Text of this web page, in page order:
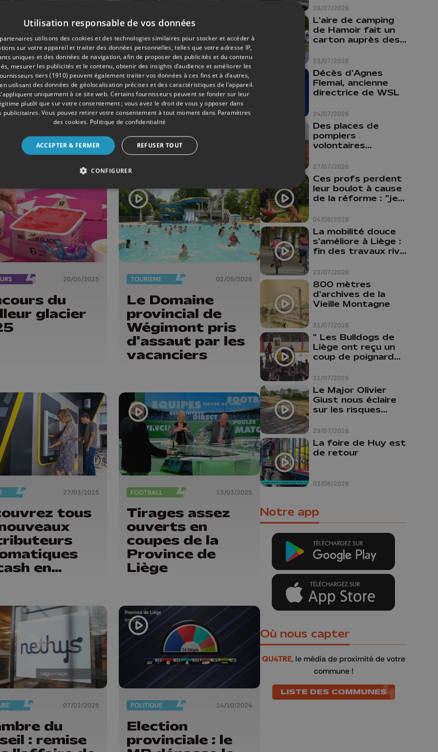
26/05/2026
Bas-Oha
"sa"
de la
POLITIQUE 04/07/2025
Vers une
autonomie de la
Communauté
germanophone
hors de la
province de
Liège
20/05/2025
du
glacier
TOURISME 02/05/2025
Le Domaine
provincial de
Wégimont pris
d'assaut par les
vacanciers
27/03/2025
tous
en
FOOTBALL 13/03/2025
Tirages assez
ouverts en
coupes de la
Province de
Liège
07/02/2025
du
: remise
POLITIQUE 14/10/2024
Election
provinciale : le
28/07/2026
budget pour le
faire
23/07/2026
L'aire de camping
de Hamoir fait un
carton auprès des
24/07/2026
Décès d'Agnes
Flemal, ancienne
directrice de WSL
27/07/2026
Des places de
pompiers
volontaires
province de Liège :
"Un citoyen qui
n'est formé ne
peut pas nous
aider"
04/08/2026
Ces profs perdent
leur boulot à cause
de la réforme : "je
comme prof que
comme
pharmacienne"
22/07/2026
La mobilité douce
s'améliore à Liège :
fin des travaux rive
cyclo-piétonnes
Avroy et
Guillemins...
31/07/2026
800 mètres
d'archives de la
Vieille Montagne
31/07/2026
" Les Bulldogs de
Liège ont reçu un
coup de poignard
29/07/2026
Le Major Olivier
Giust nous éclaire
sur les risques
Belgique : "Un
incendie comme en
Gironde ne pourrait
pas avoir lieu chez
03/08/2026
La foire de Huy est
de retour
Notre app
Où nous capter
QU4TRE, le média de proximité de votre
commune !
LISTE DES COMMUNES
Utilisation responsable de vos données
utilisons des cookies et des technologies similaires pour stocker et accéder à
sur votre appareil et traiter des données personnelles, telles que votre adresse IP,
uniques et des données de navigation, afin de proposer des publicités et du contenu
mesurer les publicités et le contenu, obtenir des insights d’audience et améliorer les
tiers (1910) peuvent également traiter vos données à ces fins et à d’autres,
utilisant des données de géolocalisation précises et des caractéristiques de l’appareil.
uniquement à ce site web. Certains fournisseurs peuvent se fonder sur leur
plutôt que sur votre consentement ; vous avez le droit de vous y opposer dans
publicitaires. Vous pouvez retirer votre consentement à tout moment dans Paramètres
des cookies. Politique de confidentialité
ACCEPTER & FERMER REFUSER TOUT
CONFIGURER